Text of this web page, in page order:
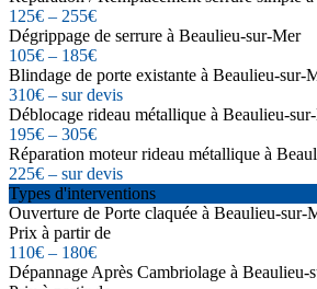
125€ – 255€
Dégrippage de serrure à Beaulieu-sur-Mer
105€ – 185€
Blindage de porte existante à Beaulieu-sur-
310€ – sur devis
Déblocage rideau métallique à Beaulieu-
195€ – 305€
Réparation moteur rideau métallique à
225€ – sur devis
Types d'interventions
Ouverture de Porte claquée à Beaulieu-sur-
Prix à partir de
110€ – 180€
Dépannage Après Cambriolage à Beaulieu-